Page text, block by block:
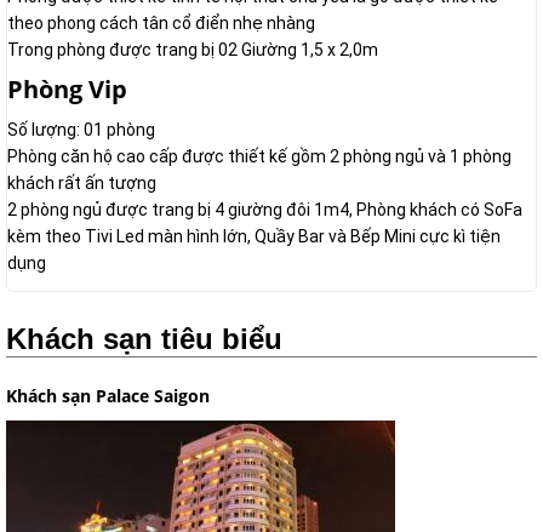
theo phong cách tân cổ điển nhẹ nhàng
Trong phòng được trang bị 02 Giường 1,5 x 2,0m
Phòng Vip
Số lượng: 01 phòng
Phòng căn hộ cao cấp được thiết kế gồm 2 phòng ngủ và 1 phòng
khách rất ấn tượng
2 phòng ngủ được trang bị 4 giường đôi 1m4, Phòng khách có SoFa
kèm theo Tivi Led màn hình lớn, Quầy Bar và Bếp Mini cực kì tiện
dụng
Khách sạn tiêu biểu
Khách sạn Palace Saigon